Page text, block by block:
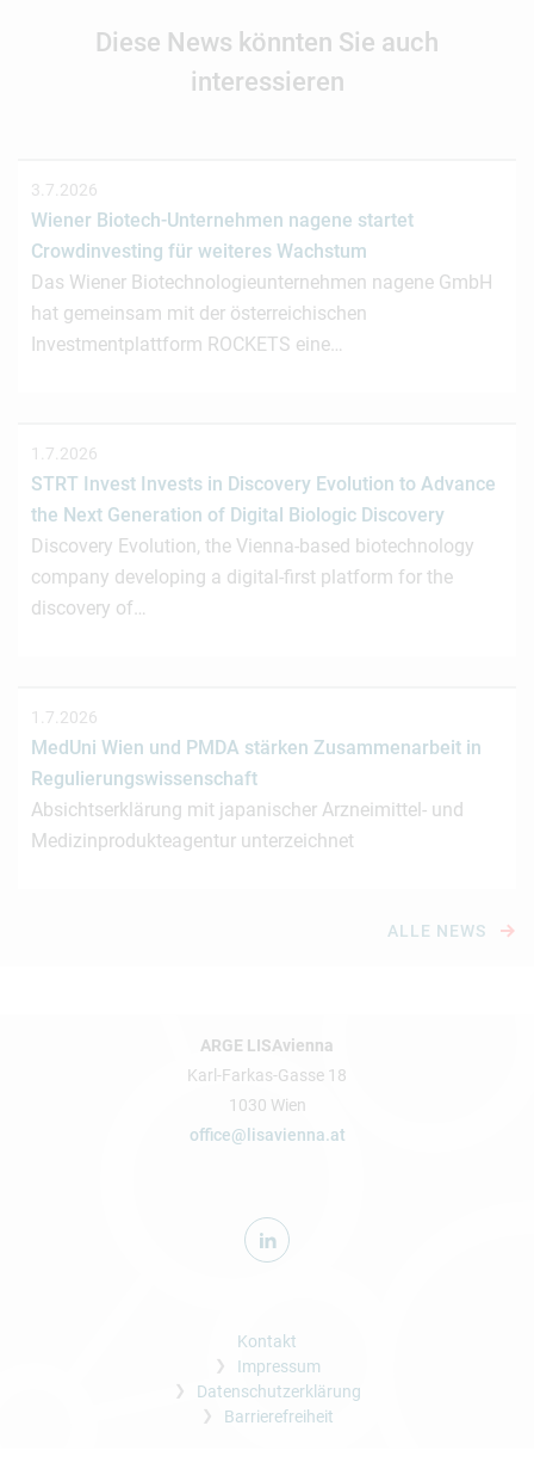
Diese News könnten Sie auch
interessieren
3.7.2026
Wiener Biotech-Unternehmen nagene startet
Crowdinvesting für weiteres Wachstum
Das Wiener Biotechnologieunternehmen nagene GmbH
hat gemeinsam mit der österreichischen
Investmentplattform ROCKETS eine…
1.7.2026
STRT Invest Invests in Discovery Evolution to Advance
the Next Generation of Digital Biologic Discovery
Discovery Evolution, the Vienna-based biotechnology
company developing a digital-first platform for the
discovery of…
1.7.2026
MedUni Wien und PMDA stärken Zusammenarbeit in
Regulierungswissenschaft
Absichtserklärung mit japanischer Arzneimittel- und
Medizinprodukteagentur unterzeichnet
ALLE NEWS
ARGE LISAvienna
Karl-Farkas-Gasse 18
1030 Wien
office@lisavienna.at
Kontakt
Impressum
Datenschutzerklärung
Barrierefreiheit